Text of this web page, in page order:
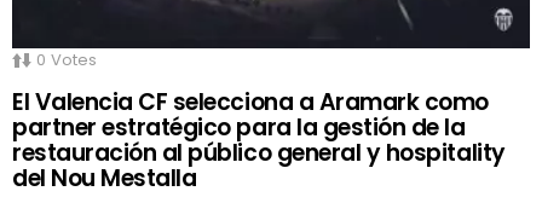
0 Votes
El Valencia CF selecciona a Aramark como
partner estratégico para la gestión de la
restauración al público general y hospitality
del Nou Mestalla